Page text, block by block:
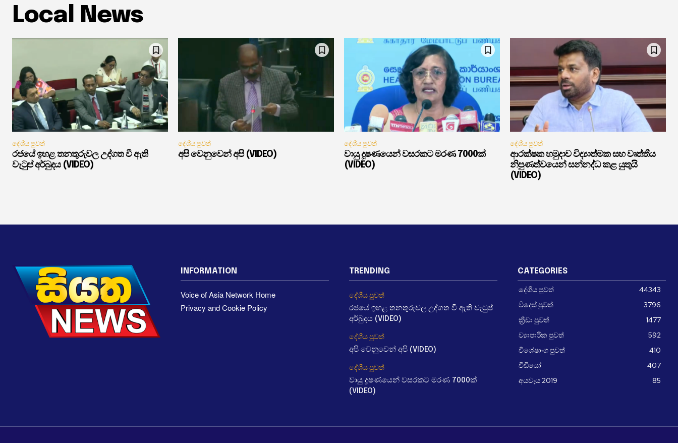
Local News
දේශීය පුවත්
රජයේ ඉහළ තනතුරුවල උද්ගත වී ඇති
වැටුප් අර්බුදය (VIDEO)
දේශීය පුවත්
අපි වෙනුවෙන් අපි (VIDEO)
දේශීය පුවත්
වායු දූෂණයෙන් වසරකට මරණ 7000ක්
(VIDEO)
දේශීය පුවත්
ආරක්ෂක හමුදාව විද්‍යාත්මක සහ වෘත්තීය
නිපුණත්වයෙන් සන්නද්ධ කළ යුතුයි
(VIDEO)
INFORMATION
Voice of Asia Network Home
Privacy and Cookie Policy
TRENDING
දේශීය පුවත්
රජයේ ඉහළ තනතුරුවල උද්ගත වී ඇති වැටුප්
අර්බුදය (VIDEO)
දේශීය පුවත්
අපි වෙනුවෙන් අපි (VIDEO)
දේශීය පුවත්
වායු දූෂණයෙන් වසරකට මරණ 7000ක්
(VIDEO)
CATEGORIES
දේශීය පුවත්
44343
විදෙස් පුවත්
3796
ක්‍රීඩා පුවත්
1477
ව්‍යාපාරික පුවත්
592
විශේෂාංග පුවත්
410
වීඩීයෝ
407
අයවැය 2019
85